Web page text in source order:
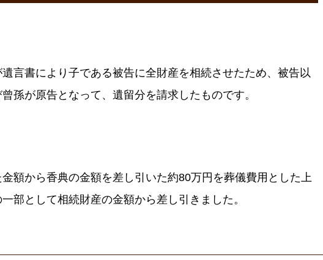
言書により子である被告に全財産を相続させたため、被告以
孫が原告となって、遺留分を請求したものです。
額から香典の金額を差し引いた約80万円を葬儀費用とした上
部として相続財産の金額から差し引きました。